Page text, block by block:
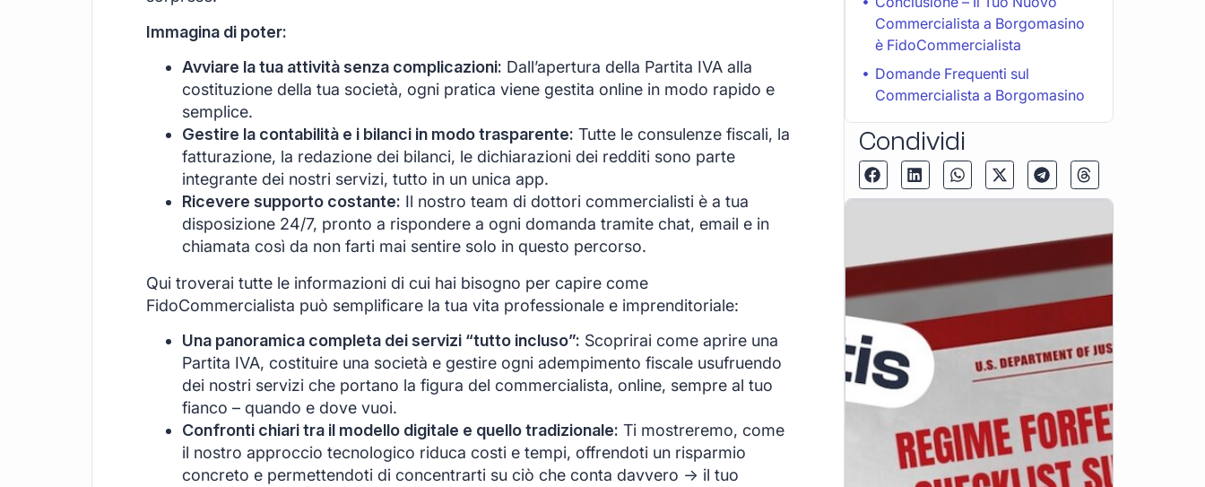
Immagina di poter:
Avviare la tua attività senza complicazioni: Dall’apertura della Partita IVA alla
costituzione della tua società, ogni pratica viene gestita online in modo rapido e
semplice.
Gestire la contabilità e i bilanci in modo trasparente: Tutte le consulenze fiscali, la
fatturazione, la redazione dei bilanci, le dichiarazioni dei redditi sono parte
integrante dei nostri servizi, tutto in un unica app.
Ricevere supporto costante: Il nostro team di dottori commercialisti è a tua
disposizione 24/7, pronto a rispondere a ogni domanda tramite chat, email e in
chiamata così da non farti mai sentire solo in questo percorso.
Qui troverai tutte le informazioni di cui hai bisogno per capire come
FidoCommercialista può semplificare la tua vita professionale e imprenditoriale:
Una panoramica completa dei servizi “tutto incluso”: Scoprirai come aprire una
Partita IVA, costituire una società e gestire ogni adempimento fiscale usufruendo
dei nostri servizi che portano la figura del commercialista, online, sempre al tuo
fianco – quando e dove vuoi.
Confronti chiari tra il modello digitale e quello tradizionale: Ti mostreremo, come
il nostro approccio tecnologico riduca costi e tempi, offrendoti un risparmio
concreto e permettendoti di concentrarti su ciò che conta davvero -> il tuo
Commercialista a Borgomasino
è FidoCommercialista
Domande Frequenti sul
Commercialista a Borgomasino
Condividi